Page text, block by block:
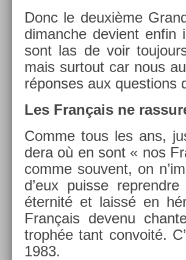
Donc le deuxième
di­manche de­vient enfin
sont las de voir
mais sur­tout car nous
répon­ses aux ques­tions
Les Français ne
Comme tous les ans,
dera où en sont « nos
comme souvent, on
d’eux puis­se
éter­nité et laissé en
Français de­venu
trophée tant con­voité.
1983.